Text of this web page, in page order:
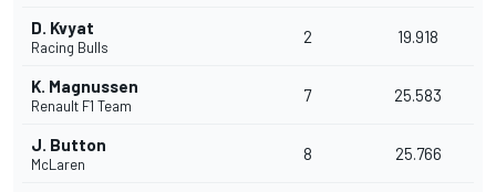
D. Kvyat
Racing Bulls
2 19.918
K. Magnussen
Renault F1 Team
7 25.583
J. Button
McLaren
8 25.766